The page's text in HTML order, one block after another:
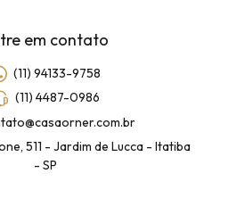
em contato
(11) 94133-9758
(11) 4487-0986
511 - Jardim de Lucca - Itatiba
- SP